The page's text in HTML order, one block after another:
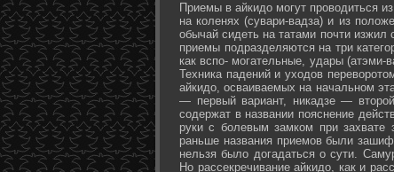
Приемы в айкидо могут проводиться
на коленях (сувари-вадза) и из
обычай сидеть на татами почти изжил
приемы подразделяются на три
как вспо- могательные, удары
Техника падений и уходов
айкидо, осваиваемых на начальном
— первый вариант, никадзе —
содержат в названии пояснение
руки с болевым замком при захвате
раньше названия приемов были
нельзя было догадаться о сути.
Но рассекречивание айкидо, как и